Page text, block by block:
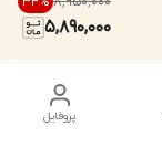
5,890,000
پروفایل